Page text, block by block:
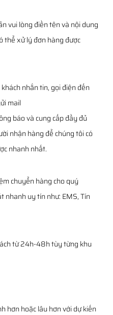
vui lòng điền tên và nội dung
thể xử lý đơn hàng được
nhắn tin, gọi điện đến
mail
báo và cung cấp đầy đủ
nhận hàng để chúng tôi có
nhanh nhất.
chuyển hàng cho quý
nhanh uy tín như: EMS, Tín
từ 24h-48h tùy từng khu
hơn hoặc lâu hơn với dự kiến